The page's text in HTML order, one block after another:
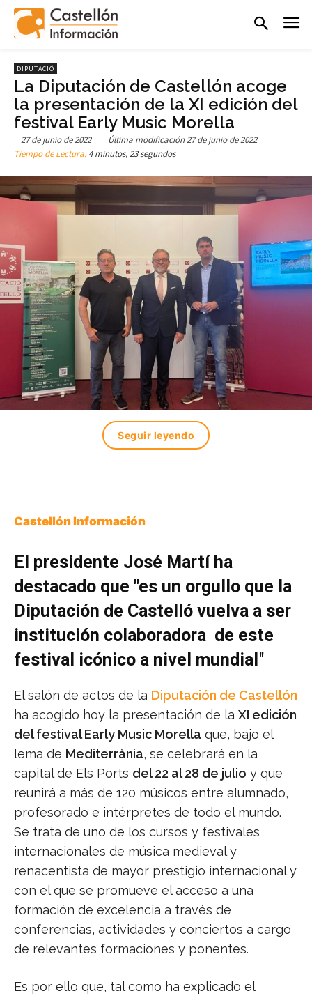
DIPUTACIÓ
La Diputación de Castellón acoge
la presentación de la XI edición del
festival Early Music Morella
27 de junio de 2022 Última modificación27 de junio de 2022
Tiempo de Lectura:4 minutos, 23 segundos
Seguir leyendo
Castellón Información
El presidente José Martí ha
destacado que "es un orgullo que la
Diputación de Castelló vuelva a ser
institución colaboradora de este
festival icónico a nivel mundial "
El salón de actos de la Diputación de Castellón
ha acogido hoy la presentación de la XI edición
del festival Early Music Morella que, bajo el
lema de Mediterrània, se celebrará en la
capital de Els Ports del 22 al 28 de julio y que
reunirá a más de 120 músicos entre alumnado,
profesorado e intérpretes de todo el mundo.
Se trata de uno de los cursos y festivales
internacionales de música medieval y
renacentista de mayor prestigio internacional y
con el que se promueve el acceso a una
formación de excelencia a través de
conferencias, actividades y conciertos a cargo
de relevantes formaciones y ponentes.
Es por ello que, tal como ha explicado el